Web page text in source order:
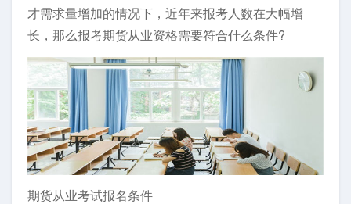
才需求量增加的情况下，近年来报考人数在大幅增
长，那么报考期货从业资格需要符合什么条件?
期货从业考试报名条件